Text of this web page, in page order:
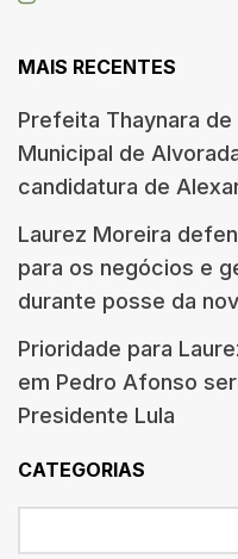
MAIS RECENTES
Prefeita Thaynara
Municipal de
candidatura de
Laurez Moreira
para os negócios e
durante posse da
Prioridade para
em Pedro Afonso
Presidente Lula
CATEGORIAS